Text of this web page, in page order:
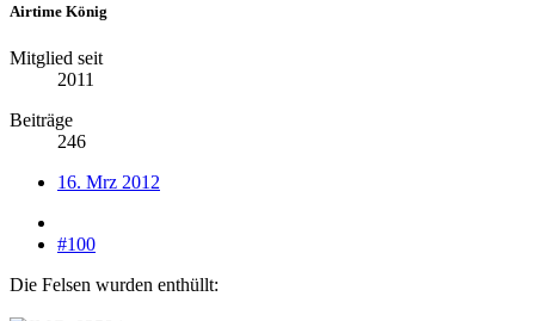
Airtime König
Mitglied seit
2011
Beiträge
246
16. Mrz 2012
#100
Die Felsen wurden enthüllt: